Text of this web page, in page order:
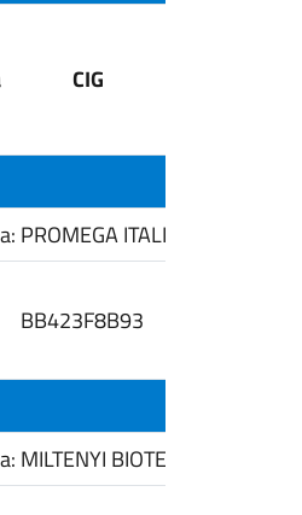
CIG
ITALIA S.R.L.
BB423F8B93
BIOTEC SRL